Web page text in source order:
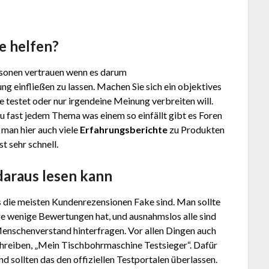
helfen?
vertrauen wenn es darum
einfließen zu lassen. Machen Sie sich ein objektives
oder nur irgendeine Meinung verbreiten will.
fast jedem Thema was einem so einfällt gibt es Foren
hier auch viele Erfahrungsberichte zu Produkten
sehr schnell.
lesen kann
meisten Kundenrezensionen Fake sind. Man sollte
Bewertungen hat, und ausnahmslos alle sind
hinterfragen. Vor allen Dingen auch
„Mein Tischbohrmaschine Testsieger“. Dafür
sollten das den offiziellen Testportalen überlassen.